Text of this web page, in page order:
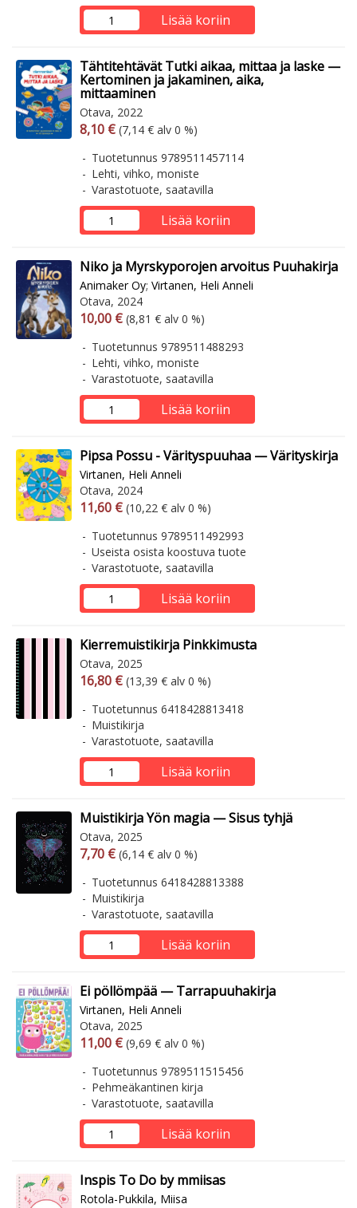
Lisää koriin
Tähtitehtävät Tutki aikaa, mittaa ja laske —
Kertominen ja jakaminen, aika,
mittaaminen
Otava, 2022
Arvonlisäverollinen hinta
8,10 € Arvonlisäveroton hinta
(7,14 € alv 0 %)
Tuotetunnus 9789511457114
Lehti, vihko, moniste
Varastotuote, saatavilla
Lisää koriin
Niko ja Myrskyporojen arvoitus Puuhakirja
Animaker Oy; Virtanen, Heli Anneli
Otava, 2024
Arvonlisäverollinen hinta
10,00 € Arvonlisäveroton hinta
(8,81 € alv 0 %)
Tuotetunnus 9789511488293
Lehti, vihko, moniste
Varastotuote, saatavilla
Lisää koriin
Pipsa Possu - Värityspuuhaa — Värityskirja
Virtanen, Heli Anneli
Otava, 2024
Arvonlisäverollinen hinta
11,60 € Arvonlisäveroton hinta
(10,22 € alv 0 %)
Tuotetunnus 9789511492993
Useista osista koostuva tuote
Varastotuote, saatavilla
Lisää koriin
Kierremuistikirja Pinkkimusta
Otava, 2025
Arvonlisäverollinen hinta
16,80 € Arvonlisäveroton hinta
(13,39 € alv 0 %)
Tuotetunnus 6418428813418
Muistikirja
Varastotuote, saatavilla
Lisää koriin
Muistikirja Yön magia — Sisus tyhjä
Otava, 2025
Arvonlisäverollinen hinta
7,70 € Arvonlisäveroton hinta
(6,14 € alv 0 %)
Tuotetunnus 6418428813388
Muistikirja
Varastotuote, saatavilla
Lisää koriin
Ei pöllömpää — Tarrapuuhakirja
Virtanen, Heli Anneli
Otava, 2025
Arvonlisäverollinen hinta
11,00 € Arvonlisäveroton hinta
(9,69 € alv 0 %)
Tuotetunnus 9789511515456
Pehmeäkantinen kirja
Varastotuote, saatavilla
Lisää koriin
Inspis To Do by mmiisas
Rotola-Pukkila, Miisa